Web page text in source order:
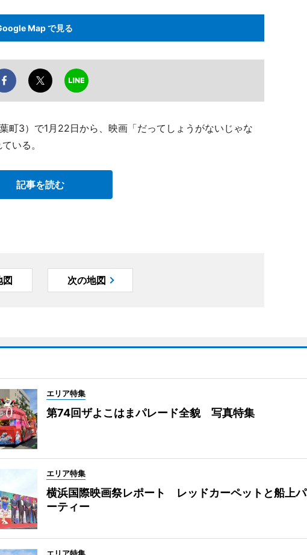
Map で見る
町3）で1月22日から、映画「だってしょうがないじゃな
いる。
記事を読む
図 次の地図
エリア特集
第74回ザよこはまパレード全貌 写真特集
エリア特集
横浜国際映画祭レポート レッドカーペットと船上パ
ーティー